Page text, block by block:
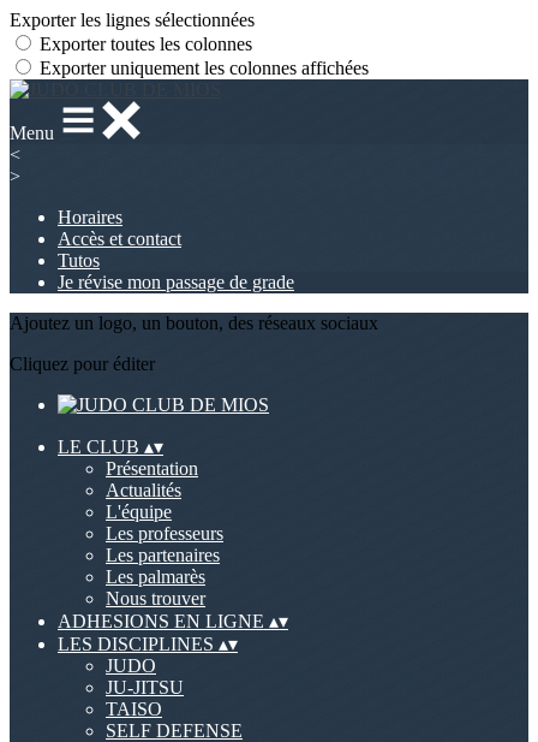
Exporter les lignes sélectionnées
Exporter toutes les colonnes
Exporter uniquement les colonnes affichées
Menu
<
>
Horaires
Accès et contact
Tutos
Je révise mon passage de grade
Ajoutez un logo, un bouton, des réseaux sociaux
Cliquez pour éditer
LE CLUB ▴▾
Présentation
Actualités
L'équipe
Les professeurs
Les partenaires
Les palmarès
Nous trouver
ADHESIONS EN LIGNE ▴▾
LES DISCIPLINES ▴▾
JUDO
JU-JITSU
TAISO
SELF DEFENSE